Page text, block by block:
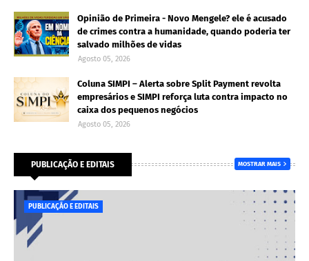
Opinião de Primeira - Novo Mengele? ele é acusado
de crimes contra a humanidade, quando poderia ter
salvado milhões de vidas
Agosto 05, 2026
Coluna SIMPI – Alerta sobre Split Payment revolta
empresários e SIMPI reforça luta contra impacto no
caixa dos pequenos negócios
Agosto 05, 2026
PUBLICAÇÃO E EDITAIS MOSTRAR MAIS
PUBLICAÇÃO E EDITAIS